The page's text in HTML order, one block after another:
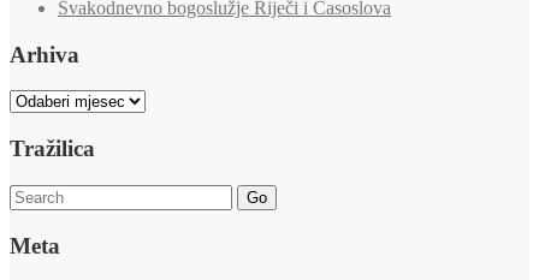
Svakodnevno bogoslužje Riječi i Časoslova
Arhiva
Arhiva
Tražilica
Go
Meta